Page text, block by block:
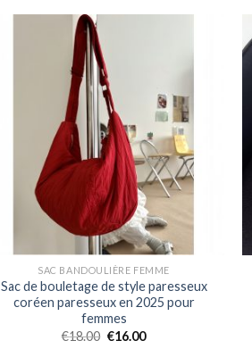
SAC BANDOULIÈRE FEMME
Sac de bouletage de style paresseux
coréen paresseux en 2025 pour
femmes
€18.00 €16.00